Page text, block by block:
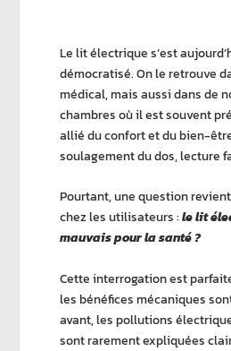
Le lit électrique s’est
démocratisé. On le retrouve
médical, mais aussi dans de
chambres où il est souvent
allié du confort et du bien-
soulagement du dos, lecture
Pourtant, une question
chez les utilisateurs :le lit
mauvais pour la santé ?
Cette interrogation est
les bénéfices mécaniques
avant, les pollutions
sont rarement expliquées